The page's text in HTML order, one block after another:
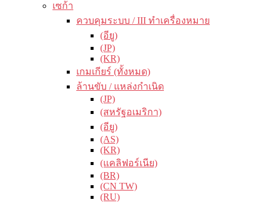
เซก้า
ควบคุมระบบ / III ทำเครื่องหมาย
(อียู)
(JP)
(KR)
เกมเกียร์ (ทั้งหมด)
ล้านขับ / แหล่งกำเนิด
(JP)
(สหรัฐอเมริกา)
(อียู)
(AS)
(KR)
(แคลิฟอร์เนีย)
(BR)
(CN TW)
(RU)